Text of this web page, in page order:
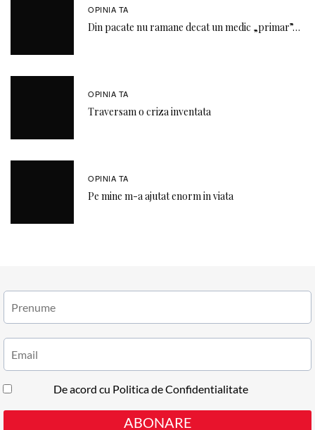
OPINIA TA
Din pacate nu ramane decat un medic „primar”…
OPINIA TA
Traversam o criza inventata
OPINIA TA
Pe mine m-a ajutat enorm in viata